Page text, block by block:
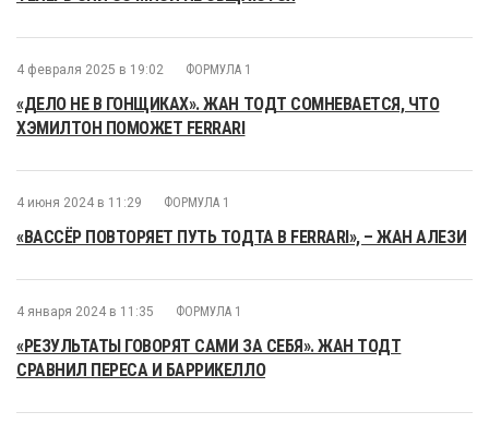
4 февраля 2025 в 19:02 ФОРМУЛА 1
«ДЕЛО НЕ В ГОНЩИКАХ». ЖАН ТОДТ СОМНЕВАЕТСЯ, ЧТО
ХЭМИЛТОН ПОМОЖЕТ FERRARI
4 июня 2024 в 11:29 ФОРМУЛА 1
«ВАССЁР ПОВТОРЯЕТ ПУТЬ ТОДТА В FERRARI», – ЖАН АЛЕЗИ
4 января 2024 в 11:35 ФОРМУЛА 1
«РЕЗУЛЬТАТЫ ГОВОРЯТ САМИ ЗА СЕБЯ». ЖАН ТОДТ
СРАВНИЛ ПЕРЕСА И БАРРИКЕЛЛО